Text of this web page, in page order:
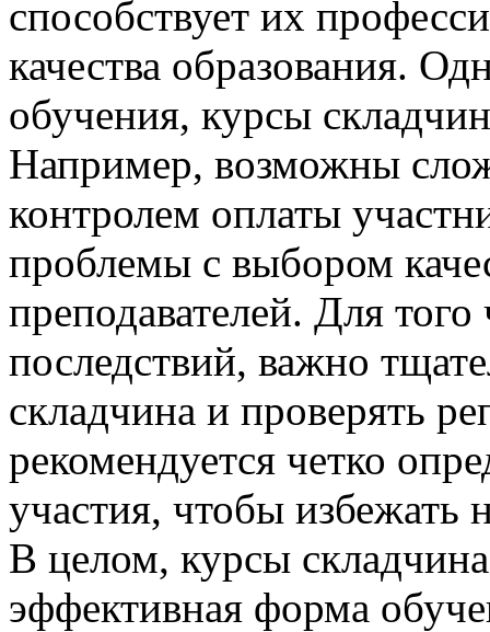
способствует их
качества образования.
обучения, курсы
Например, возможны
контролем оплаты
проблемы с выбором
преподавателей. Для
последствий, важно
складчина и проверять
рекомендуется четко
участия, чтобы избежать
В целом, курсы
эффективная форма